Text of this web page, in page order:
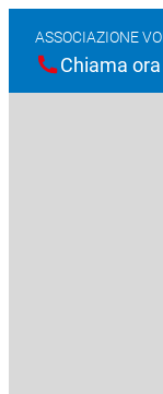
ASSOCIAZIONE
Chiama ora